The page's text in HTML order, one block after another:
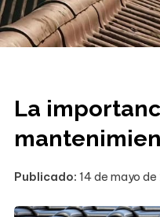
La
Publicado: 14 de mayo de